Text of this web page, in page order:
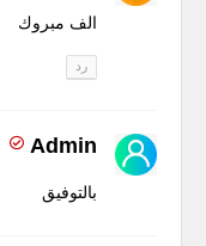
الف مبروك
رد
Admin
بالتوفيق